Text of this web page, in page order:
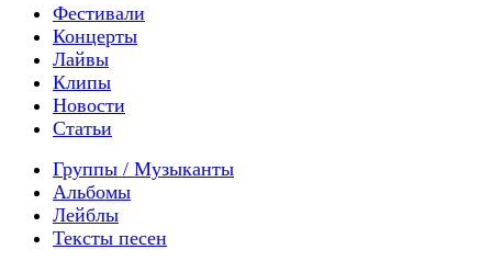
Фестивали
Концерты
Лайвы
Клипы
Новости
Статьи
Группы / Музыканты
Альбомы
Лейблы
Тексты песен